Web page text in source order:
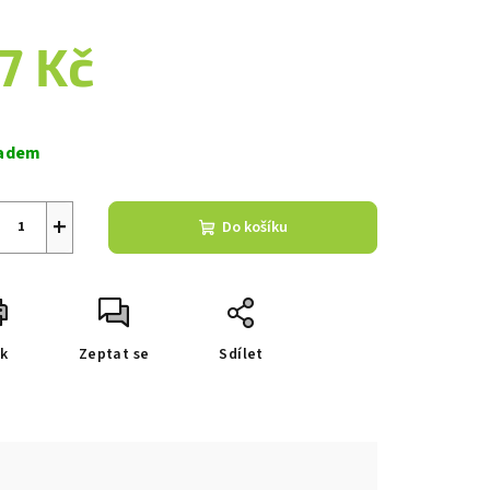
Kč
+ Do košíku
Zeptat se Sdílet